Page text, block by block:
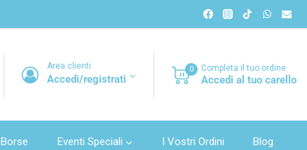
Area clienti
Accedi/registrati
0 Completa il tuo ordine
Accedi al tuo carello
Borse Eventi Speciali I Vostri Ordini Blog